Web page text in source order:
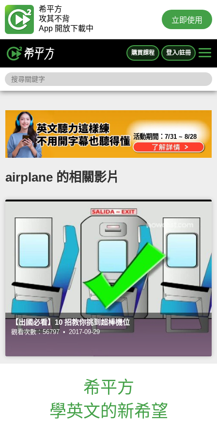
希平方
攻其不背
App 開放下載中
立即使用
購買課程 登入/註冊
活動期間：7/31 ~ 8/28
airplane 的相關影片
【出國必看】10 招教你挑到超棒機位
觀看次數：56797 • 2017-09-29
希平方
學英文的新希望